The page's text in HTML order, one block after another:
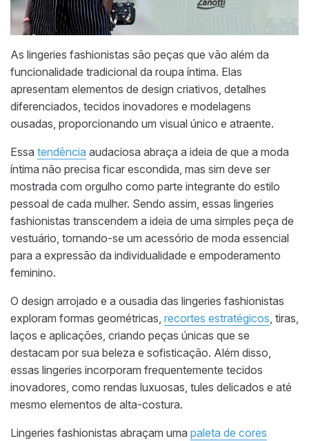
As lingeries fashionistas são peças que vão além da
funcionalidade tradicional da roupa íntima. Elas
apresentam elementos de design criativos, detalhes
diferenciados, tecidos inovadores e modelagens
ousadas, proporcionando um visual único e atraente.
Essa tendência audaciosa abraça a ideia de que a moda
íntima não precisa ficar escondida, mas sim deve ser
mostrada com orgulho como parte integrante do estilo
pessoal de cada mulher. Sendo assim, essas lingeries
fashionistas transcendem a ideia de uma simples peça de
vestuário, tornando-se um acessório de moda essencial
para a expressão da individualidade e empoderamento
feminino.
O design arrojado e a ousadia das lingeries fashionistas
exploram formas geométricas, recortes estratégicos, tiras,
laços e aplicações, criando peças únicas que se
destacam por sua beleza e sofisticação. Além disso,
essas lingeries incorporam frequentemente tecidos
inovadores, como rendas luxuosas, tules delicados e até
mesmo elementos de alta-costura.
Lingeries fashionistas abraçam uma paleta de cores